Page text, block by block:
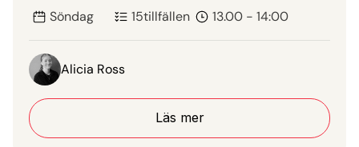
Söndag 15tillfällen 13.00 - 14:00
Alicia Ross
Läs mer
Läs mer